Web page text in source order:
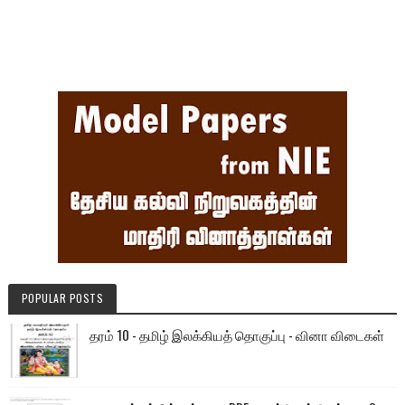
POPULAR POSTS
தரம் 10 - தமிழ் இலக்கியத் தொகுப்பு - வினா விடைகள்